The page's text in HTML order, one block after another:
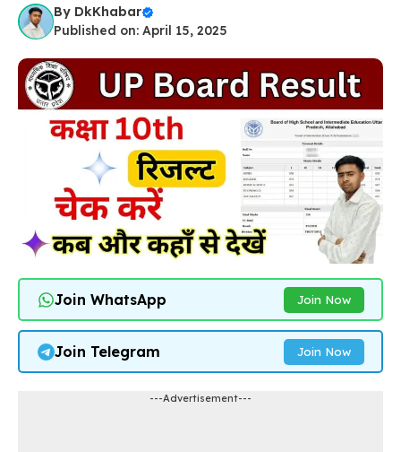
By DkKhabar
Published on: April 15, 2025
Join WhatsApp Join Now
Join Telegram Join Now
---Advertisement---